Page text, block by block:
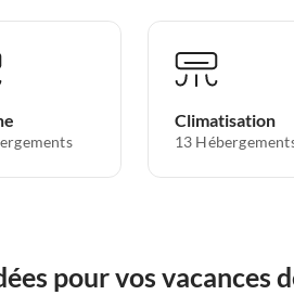
Climatisation
13
pour vos vacances